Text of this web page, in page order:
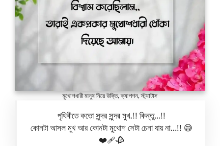
মুখোশধারী মানুষ নিয়ে উক্তি, ক্যাপশন, স্ট্যাটাস
পৃথিবীতে কতো সুন্দর সুন্দর মুখ.!! কিন্তু…!!
কোনটা আসল মুখ আর কোনটা মুখোশ সেটা চেনা যায় না…!! 😅
❤️‍🩹🥀